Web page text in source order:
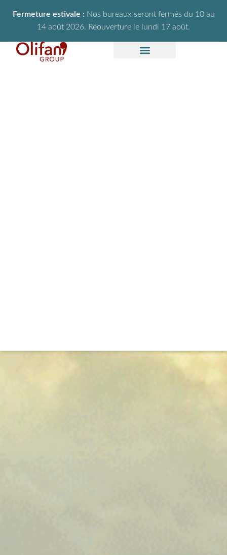
Fermeture estivale : Nos bureaux seront fermés du 10 au
14 août 2026. Réouverture le lundi 17 août.